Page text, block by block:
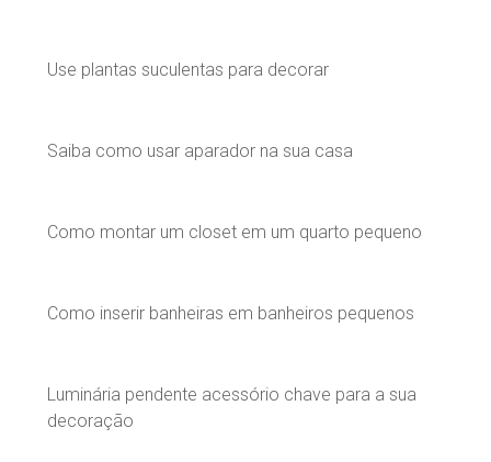
Use plantas suculentas para decorar
Saiba como usar aparador na sua casa
Como montar um closet em um quarto pequeno
Como inserir banheiras em banheiros pequenos
Luminária pendente acessório chave para a sua
decoração